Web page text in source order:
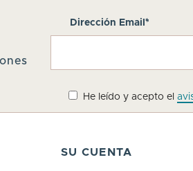
Dirección Email*
He leído y acepto el
SU CUENTA